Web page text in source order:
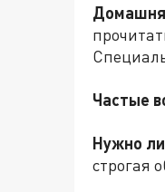
Частые
Нужно
строгая